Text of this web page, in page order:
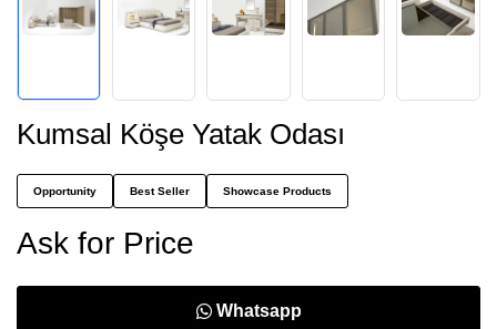
Kumsal Köşe Yatak Odası
Opportunity Best Seller Showcase Products
Ask for Price
Whatsapp